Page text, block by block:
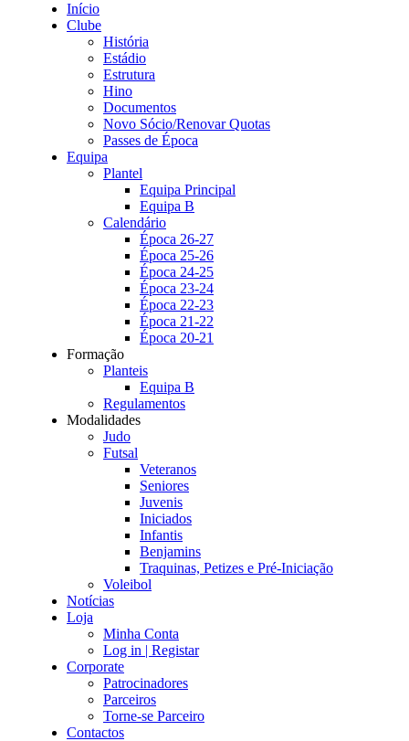
Início
Clube
História
Estádio
Estrutura
Hino
Documentos
Novo Sócio/Renovar Quotas
Passes de Época
Equipa
Plantel
Equipa Principal
Equipa B
Calendário
Época 26-27
Época 25-26
Época 24-25
Época 23-24
Época 22-23
Época 21-22
Época 20-21
Formação
Planteis
Equipa B
Regulamentos
Modalidades
Judo
Futsal
Veteranos
Seniores
Juvenis
Iniciados
Infantis
Benjamins
Traquinas, Petizes e Pré-Iniciação
Voleibol
Notícias
Loja
Minha Conta
Log in | Registar
Corporate
Patrocinadores
Parceiros
Torne-se Parceiro
Contactos